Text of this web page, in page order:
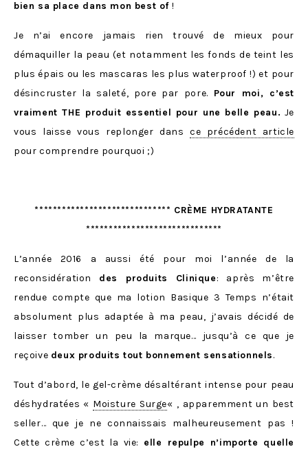
bien sa place dans mon best of !
Je n’ai encore jamais rien trouvé de mieux pour
démaquiller la peau (et notamment les fonds de teint les
plus épais ou les mascaras les plus waterproof !) et pour
désincruster la saleté, pore par pore. Pour moi, c’est
vraiment THE produit essentiel pour une belle peau. Je
vous laisse vous replonger dansce précédent article
pour comprendre pourquoi ;)
****************************** CRÈME HYDRATANTE
******************************
L’année 2016 a aussi été pour moi l’année de la
reconsidération des produits Clinique: après m’être
rendue compte que ma lotion Basique 3 Temps n’était
absolument plus adaptée à ma peau, j’avais décidé de
laisser tomber un peu la marque… jusqu’à ce que je
reçoive deux produits tout bonnement sensationnels.
Tout d’abord, le gel-crème désaltérant intense pour peau
déshydratées « Moisture Surge« , apparemment un best
seller… que je ne connaissais malheureusement pas !
Cette crème c’est la vie: elle repulpe n’importe quelle